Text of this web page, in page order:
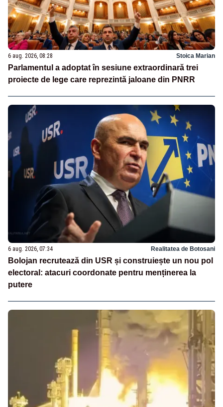
6 aug. 2026, 08:28 Stoica Marian
Parlamentul a adoptat în sesiune extraordinară trei
proiecte de lege care reprezintă jaloane din PNRR
6 aug. 2026, 07:34 Realitatea de Botosani
Bolojan recrutează din USR și construiește un nou pol
electoral: atacuri coordonate pentru menținerea la
putere